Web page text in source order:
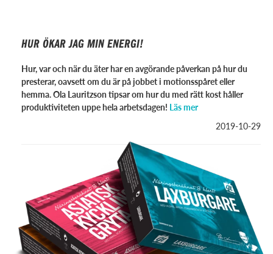
HUR ÖKAR JAG MIN ENERGI!
Hur, var och när du äter har en avgörande påverkan på hur du
presterar, oavsett om du är på jobbet i motionsspåret eller
hemma. Ola Lauritzson tipsar om hur du med rätt kost håller
produktiviteten uppe hela arbetsdagen! Läs mer
2019-10-29